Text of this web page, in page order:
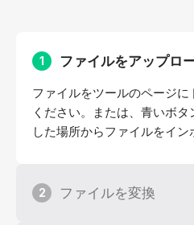
1 ファイルをアップロ
ファイルをツールのページ
ください。または、青いボ
した場所からファイルをイン
2 ファイルを変換